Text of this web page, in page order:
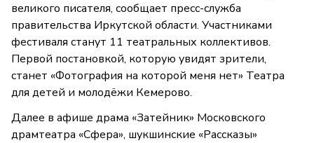
великого писателя, сообщает пресс-служба
правительства Иркутской области. Участниками
фестиваля станут 11 театральных коллективов.
Первой постановкой, которую увидят зрители,
станет «Фотография на которой меня нет» Театра
для детей и молодёжи Кемерово.
Далее в афише драма «Затейник» Московского
драмтеатра «Сфера», шукшинские «Рассказы»